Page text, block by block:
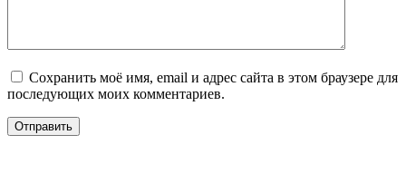
Сохранить моё имя, email и адрес сайта в этом браузере для
последующих моих комментариев.